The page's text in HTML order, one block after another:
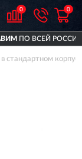
0 0
РОССИИ
стандартном